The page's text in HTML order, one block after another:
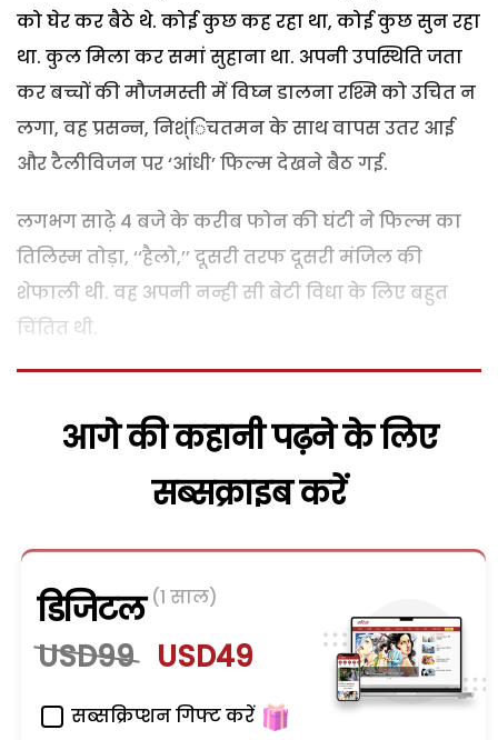
को घेर कर बैठे थे. कोई कुछ कह रहा था, कोई कुछ सुन रहा
था. कुल मिला कर समां सुहाना था. अपनी उपस्थिति जता
कर बच्चों की मौजमस्ती में विघ्न डालना रश्मि को उचित न
लगा, वह प्रसन्न, निश्ंिचतमन के साथ वापस उतर आई
और टैलीविजन पर ‘आंधी’ फिल्म देखने बैठ गई.
लगभग साढ़े 4 बजे के करीब फोन की घंटी ने फिल्म का
तिलिस्म तोड़ा, ‘‘हैलो,’’ दूसरी तरफ दूसरी मंजिल की
शेफाली थी. वह अपनी नन्ही सी बेटी विधा के लिए बहुत
चिंतित थी.
आगे की कहानी पढ़ने के लिए
सब्सक्राइब करें
डिजिटल (1 साल)
USD99 USD49
सब्सक्रिप्शन गिफ्ट करें